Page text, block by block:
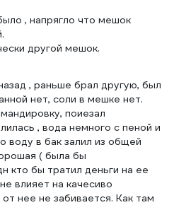
, напрягло что мешок
другой мешок.
, раньше брал другую, был
нет, соли в мешке нет.
поиезал
, вода немного с пеной и
воду в бак залил из общей
( была бы
кто бы тратил деньги на ее
влияет на качесиво
нее не забивается. Как там